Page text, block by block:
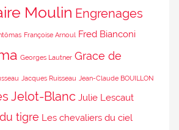
Moulin Engrenages
Françoise Arnoul Fred Bianconi
Georges Lautner Grace de
Jacques Ruisseau Jean-Claude BOUILLON
Jelot-Blanc Julie Lescaut
tigre Les chevaliers du ciel